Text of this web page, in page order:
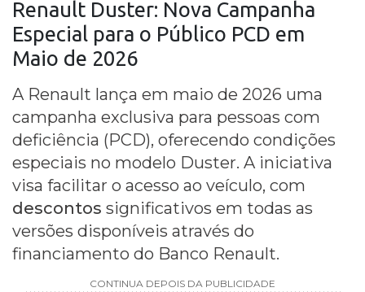
Renault Duster: Nova Campanha
Especial para o Público PCD em
Maio de 2026
A Renault lança em maio de 2026 uma
campanha exclusiva para pessoas com
deficiência (PCD), oferecendo condições
especiais no modelo Duster. A iniciativa
visa facilitar o acesso ao veículo, com
descontos significativos em todas as
versões disponíveis através do
financiamento do Banco Renault.
CONTINUA DEPOIS DA PUBLICIDADE